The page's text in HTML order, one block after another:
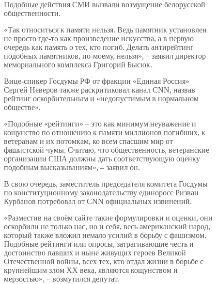
Подобные действия СМИ вызвали возмущение белорусской
общественности.
«Так относиться к памяти нельзя. Ведь памятник установлен
не просто где-то как произведение искусства, а в первую
очередь как память о тех, кто погиб. Делать антирейтинг
подобных памятников, по-моему, нельзя», – заявил директор
мемориального комплекса Григорий Бысюк.
Вице-спикер Госдумы РФ от фракции «Единая Россия»
Сергей Неверов также раскритиковал канал CNN, назвав
рейтинг оскорбительным и «недопустимым в нормальном
обществе».
«Подобные «рейтинги» – это как минимум неуважение и
кощунство по отношению к памяти миллионов погибших, к
ветеранам и их потомкам, ко всем спасшим мир от
фашистской чумы. Считаю, что общественность, ветеранские
организации США должны дать соответствующую оценку
подобным высказываниям», – заявил он.
В свою очередь, заместитель председателя комитета Госдумы
по конституционному законодательству единоросс Ризван
Курбанов потребовал от CNN официальных извинений.
«Разместив на своём сайте такие формулировки и оценки, они
оскорбили не только нас, но и себя, весь американский народ,
который также вложил немало усилий в борьбу с фашизмом.
Подобные рейтинги или опросы, затрагивающие честь и
достоинство павших и ныне живущих героев Великой
Отечественной войны, всех тех, кто отдал жизни в борьбе с
крупнейшим злом XX века, являются кощунством и
мерзостью», – возмутился депутат.